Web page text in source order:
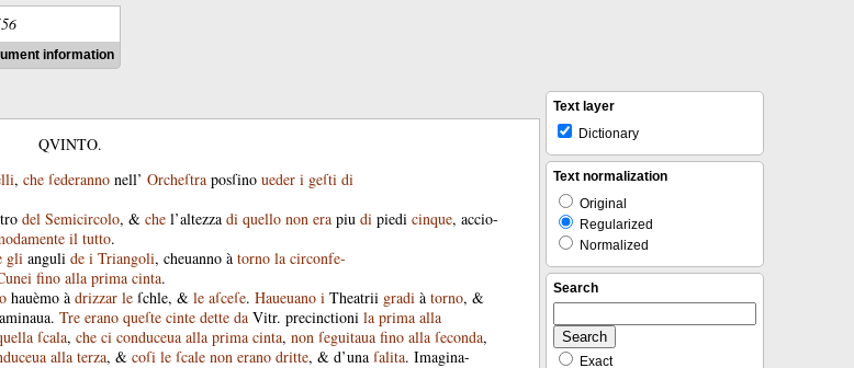
information
QVINTO.
, che ſederanno nell’ Orcheſtra posſino ueder i geſti di
del Semicircolo, & che l’altezza di quello non era piu di piedi cinque, accio-
il tutto.
gli anguli de i Triangoli, cheuanno à torno la circonfe-
fino alla prima cinta.
hauèmo à drizzar le ſchle, & le aſceſe. Haueuano i Theatrii gradi à torno, &
. Tre erano queſte cinte dette da Vitr. precinctioni la prima alla
ſcala, che ci conduceua alla prima cinta, non ſeguitaua fino alla ſeconda,
alla terza, & coſi le ſcale non erano dritte, & d’una ſalita. Imagina-
Text layer
Dictionary
Text normalization
Original
Regularized
Normalized
Search
Exact